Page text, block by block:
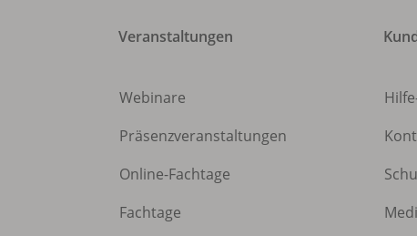
Veranstaltungen
Webinare
Präsenzveranstaltungen
Online-Fachtage
Fachtage